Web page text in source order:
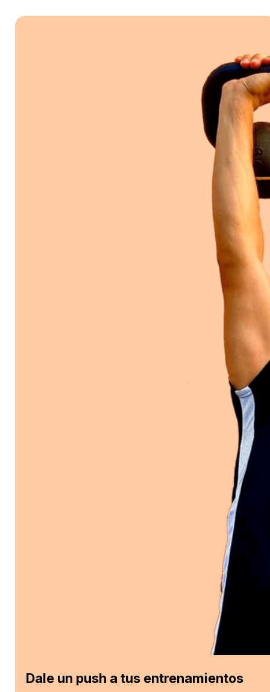
Dale un push a tus entrenamientos